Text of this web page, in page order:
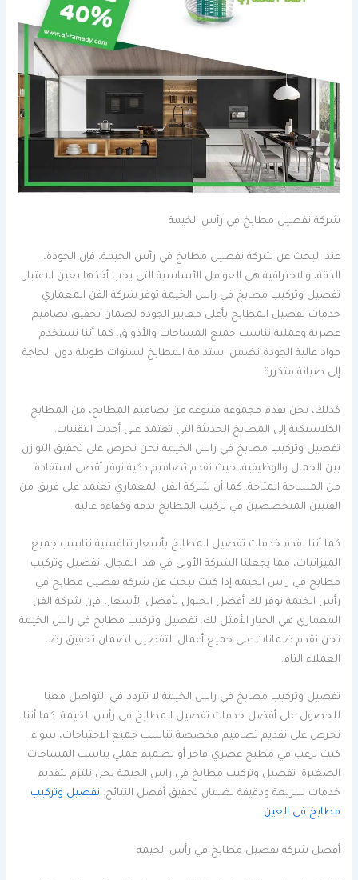
شركة تفصيل مطابخ في رأس الخيمة
عند البحث عن شركة تفصيل مطابخ في رأس الخيمة، فإن الجودة،
الدقة، والاحترافية هي العوامل الأساسية التي يجب أخذها بعين الاعتبار.
تفصيل وتركيب مطابخ في راس الخيمة توفر شركة الفن المعماري
خدمات تفصيل المطابخ بأعلى معايير الجودة لضمان تحقيق تصاميم
عصرية وعملية تناسب جميع المساحات والأذواق. كما أننا نستخدم
مواد عالية الجودة تضمن استدامة المطابخ لسنوات طويلة دون الحاجة
إلى صيانة متكررة.
كذلك، نحن نقدم مجموعة متنوعة من تصاميم المطابخ، من المطابخ
الكلاسيكية إلى المطابخ الحديثة التي تعتمد على أحدث التقنيات.
تفصيل وتركيب مطابخ في راس الخيمة نحن نحرص على تحقيق التوازن
بين الجمال والوظيفية، حيث نقدم تصاميم ذكية توفر أقصى استفادة
من المساحة المتاحة. كما أن شركة الفن المعماري تعتمد على فريق من
الفنيين المتخصصين في تركيب المطابخ بدقة وكفاءة عالية.
كما أننا نقدم خدمات تفصيل المطابخ بأسعار تنافسية تناسب جميع
الميزانيات، مما يجعلنا الشركة الأولى في هذا المجال. تفصيل وتركيب
مطابخ في راس الخيمة إذا كنت تبحث عن شركة تفصيل مطابخ في
رأس الخيمة توفر لك أفضل الحلول بأفضل الأسعار، فإن شركة الفن
المعماري هي الخيار الأمثل لك. تفصيل وتركيب مطابخ في راس الخيمة
نحن نقدم ضمانات على جميع أعمال التفصيل لضمان تحقيق رضا
العملاء التام.
تفصيل وتركيب مطابخ في راس الخيمة لا تتردد في التواصل معنا
للحصول على أفضل خدمات تفصيل المطابخ في رأس الخيمة. كما أننا
نحرص على تقديم تصاميم مخصصة تناسب جميع الاحتياجات، سواء
كنت ترغب في مطبخ عصري فاخر أو تصميم عملي يناسب المساحات
الصغيرة. تفصيل وتركيب مطابخ في راس الخيمة نحن نلتزم بتقديم
خدمات سريعة ودقيقة لضمان تحقيق أفضل النتائج. تفصيل وتركيب
مطابخ في العين
أفضل شركة تفصيل مطابخ في رأس الخيمة